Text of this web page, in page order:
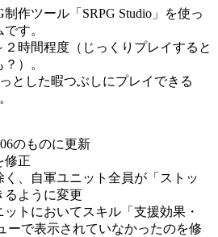
作ツール「SRPG Studio」を使っ
す。
時間程度（じっくりプレイすると
）。
とした暇つぶしにプレイできる
のものに更新
修正
、自軍ユニット全員が「ストッ
るように変更
トにおいてスキル「支援効果・
ーで表示されていなかったのを修